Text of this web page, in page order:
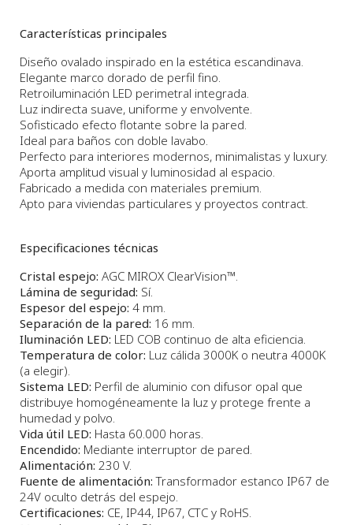
Características principales
Diseño ovalado inspirado en la estética escandinava.
Elegante marco dorado de perfil fino.
Retroiluminación LED perimetral integrada.
Luz indirecta suave, uniforme y envolvente.
Sofisticado efecto flotante sobre la pared.
Ideal para baños con doble lavabo.
Perfecto para interiores modernos, minimalistas y luxury.
Aporta amplitud visual y luminosidad al espacio.
Fabricado a medida con materiales premium.
Apto para viviendas particulares y proyectos contract.
Especificaciones técnicas
Cristal espejo: AGC MIROX ClearVision™.
Lámina de seguridad: Sí.
Espesor del espejo: 4 mm.
Separación de la pared: 16 mm.
Iluminación LED: LED COB continuo de alta eficiencia.
Temperatura de color: Luz cálida 3000K o neutra 4000K
(a elegir).
Sistema LED: Perfil de aluminio con difusor opal que
distribuye homogéneamente la luz y protege frente a
humedad y polvo.
Vida útil LED: Hasta 60.000 horas.
Encendido: Mediante interruptor de pared.
Alimentación: 230 V.
Fuente de alimentación: Transformador estanco IP67 de
24V oculto detrás del espejo.
Certificaciones: CE, IP44, IP67, CTC y RoHS.